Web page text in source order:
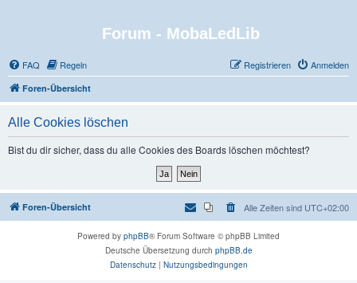
Forum - MobaLedLib
FAQ Regeln Anmelden
Registrieren
Foren-Übersicht
Alle Cookies löschen
Bist du dir sicher, dass du alle Cookies des Boards löschen möchtest?
Foren-Übersicht Alle Zeiten sind UTC+02:00
Powered by phpBB® Forum Software © phpBB Limited
Deutsche Übersetzung durch phpBB.de
Datenschutz| Nutzungsbedingungen